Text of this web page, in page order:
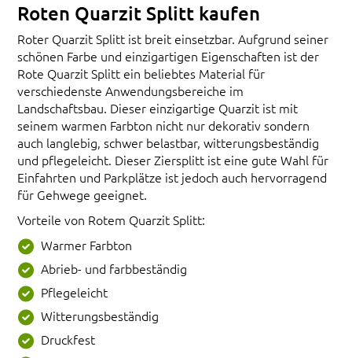
Roten Quarzit Splitt kaufen
Roter Quarzit Splitt ist breit einsetzbar. Aufgrund seiner
schönen Farbe und einzigartigen Eigenschaften ist der
Rote Quarzit Splitt ein beliebtes Material für
verschiedenste Anwendungsbereiche im
Landschaftsbau. Dieser einzigartige Quarzit ist mit
seinem warmen Farbton nicht nur dekorativ sondern
auch langlebig, schwer belastbar, witterungsbeständig
und pflegeleicht. Dieser Ziersplitt ist eine gute Wahl für
Einfahrten und Parkplätze ist jedoch auch hervorragend
für Gehwege geeignet.
Vorteile von Rotem Quarzit Splitt:
Warmer Farbton
Abrieb- und farbbeständig
Pflegeleicht
Witterungsbeständig
Druckfest